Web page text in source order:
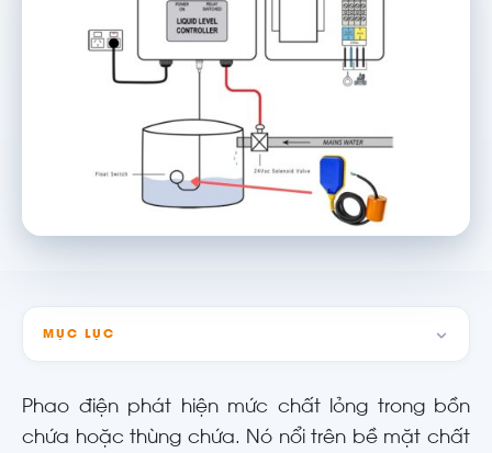
MỤC LỤC
Phao điện phát hiện mức chất lỏng trong bồn
chứa hoặc thùng chứa. Nó nổi trên bề mặt chất